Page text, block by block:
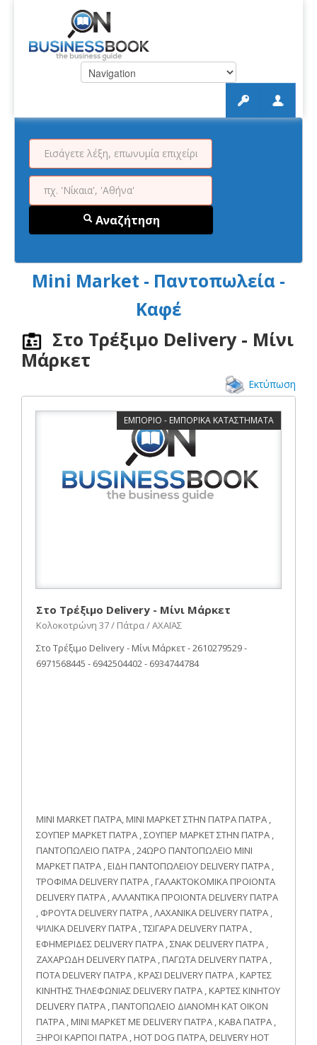
Αναζήτηση
Mini Market - Παντοπωλεία -
Καφέ
Στο Τρέξιμο Delivery - Μίνι
Μάρκετ
Εκτύπωση
ΕΜΠΟΡΙΟ - ΕΜΠΟΡΙΚΑ ΚΑΤΑΣΤΗΜΑΤΑ
Στο Τρέξιμο Delivery - Μίνι Μάρκετ
Κολοκοτρώνη 37 / Πάτρα / ΑΧΑΪΑΣ
Στο Τρέξιμο Delivery - Μίνι Μάρκετ - 2610279529 -
6971568445 - 6942504402 - 6934744784
MINI MARKET ΠΑΤΡΑ, ΜΙΝΙ ΜΑΡΚΕΤ ΣΤΗΝ ΠΑΤΡΑ ΠΑΤΡΑ ,
ΣΟΥΠΕΡ ΜΑΡΚΕΤ ΠΑΤΡΑ , ΣΟΥΠΕΡ ΜΑΡΚΕΤ ΣΤΗΝ ΠΑΤΡΑ ,
ΠΑΝΤΟΠΩΛΕΙΟ ΠΑΤΡΑ , 24ΩΡΟ ΠΑΝΤΟΠΩΛΕΙΟ ΜΙΝΙ
ΜΑΡΚΕΤ ΠΑΤΡΑ , ΕΙΔΗ ΠΑΝΤΟΠΩΛΕΙΟΥ DELIVERY ΠΑΤΡΑ ,
ΤΡΟΦΙΜΑ DELIVERY ΠΑΤΡΑ , ΓΑΛΑΚΤΟΚΟΜΙΚΑ ΠΡΟΙΟΝΤΑ
DELIVERY ΠΑΤΡΑ , ΑΛΛΑΝΤΙΚΑ ΠΡΟΙΟΝΤΑ DELIVERY ΠΑΤΡΑ
, ΦΡΟΥΤΑ DELIVERY ΠΑΤΡΑ , ΛΑΧΑΝΙΚΑ DELIVERY ΠΑΤΡΑ ,
ΨΙΛΙΚΑ DELIVERY ΠΑΤΡΑ , ΤΣΙΓΑΡΑ DELIVERY ΠΑΤΡΑ ,
ΕΦΗΜΕΡΙΔΕΣ DELIVERY ΠΑΤΡΑ , ΣΝΑΚ DELIVERY ΠΑΤΡΑ ,
ΖΑΧΑΡΩΔΗ DELIVERY ΠΑΤΡΑ , ΠΑΓΩΤΑ DELIVERY ΠΑΤΡΑ ,
ΠΟΤΑ DELIVERY ΠΑΤΡΑ , ΚΡΑΣΙ DELIVERY ΠΑΤΡΑ , ΚΑΡΤΕΣ
ΚΙΝΗΤΗΣ ΤΗΛΕΦΩΝΙΑΣ DELIVERY ΠΑΤΡΑ , ΚΑΡΤΕΣ ΚΙΝΗΤΟΥ
DELIVERY ΠΑΤΡΑ , ΠΑΝΤΟΠΩΛΕΙΟ ΔΙΑΝΟΜΗ ΚΑΤ ΟΙΚΟΝ
ΠΑΤΡΑ , ΜΙΝΙ ΜΑΡΚΕΤ ΜΕ DELIVERY ΠΑΤΡΑ , ΚΑΒΑ ΠΑΤΡΑ ,
ΞΗΡΟΙ ΚΑΡΠΟΙ ΠΑΤΡΑ , HOT DOG ΠΑΤΡΑ, DELIVERY HOT